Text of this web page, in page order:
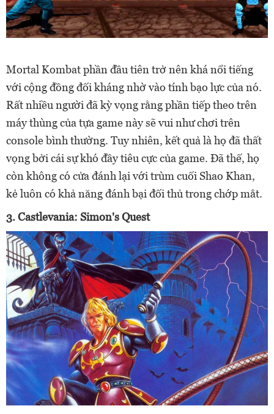
Mortal Kombat phần đầu tiên trở nên khá nổi tiếng
với cộng đồng đối kháng nhờ vào tính bạo lực của nó.
Rất nhiều người đã kỳ vọng rằng phần tiếp theo trên
máy thùng của tựa game này sẽ vui như chơi trên
console bình thường. Tuy nhiên, kết quả là họ đã thất
vọng bởi cái sự khó đầy tiêu cực của game. Đã thế, họ
còn không có cửa đánh lại với trùm cuối Shao Khan,
kẻ luôn có khả năng đánh bại đối thủ trong chớp mắt.
3. Castlevania: Simon's Quest